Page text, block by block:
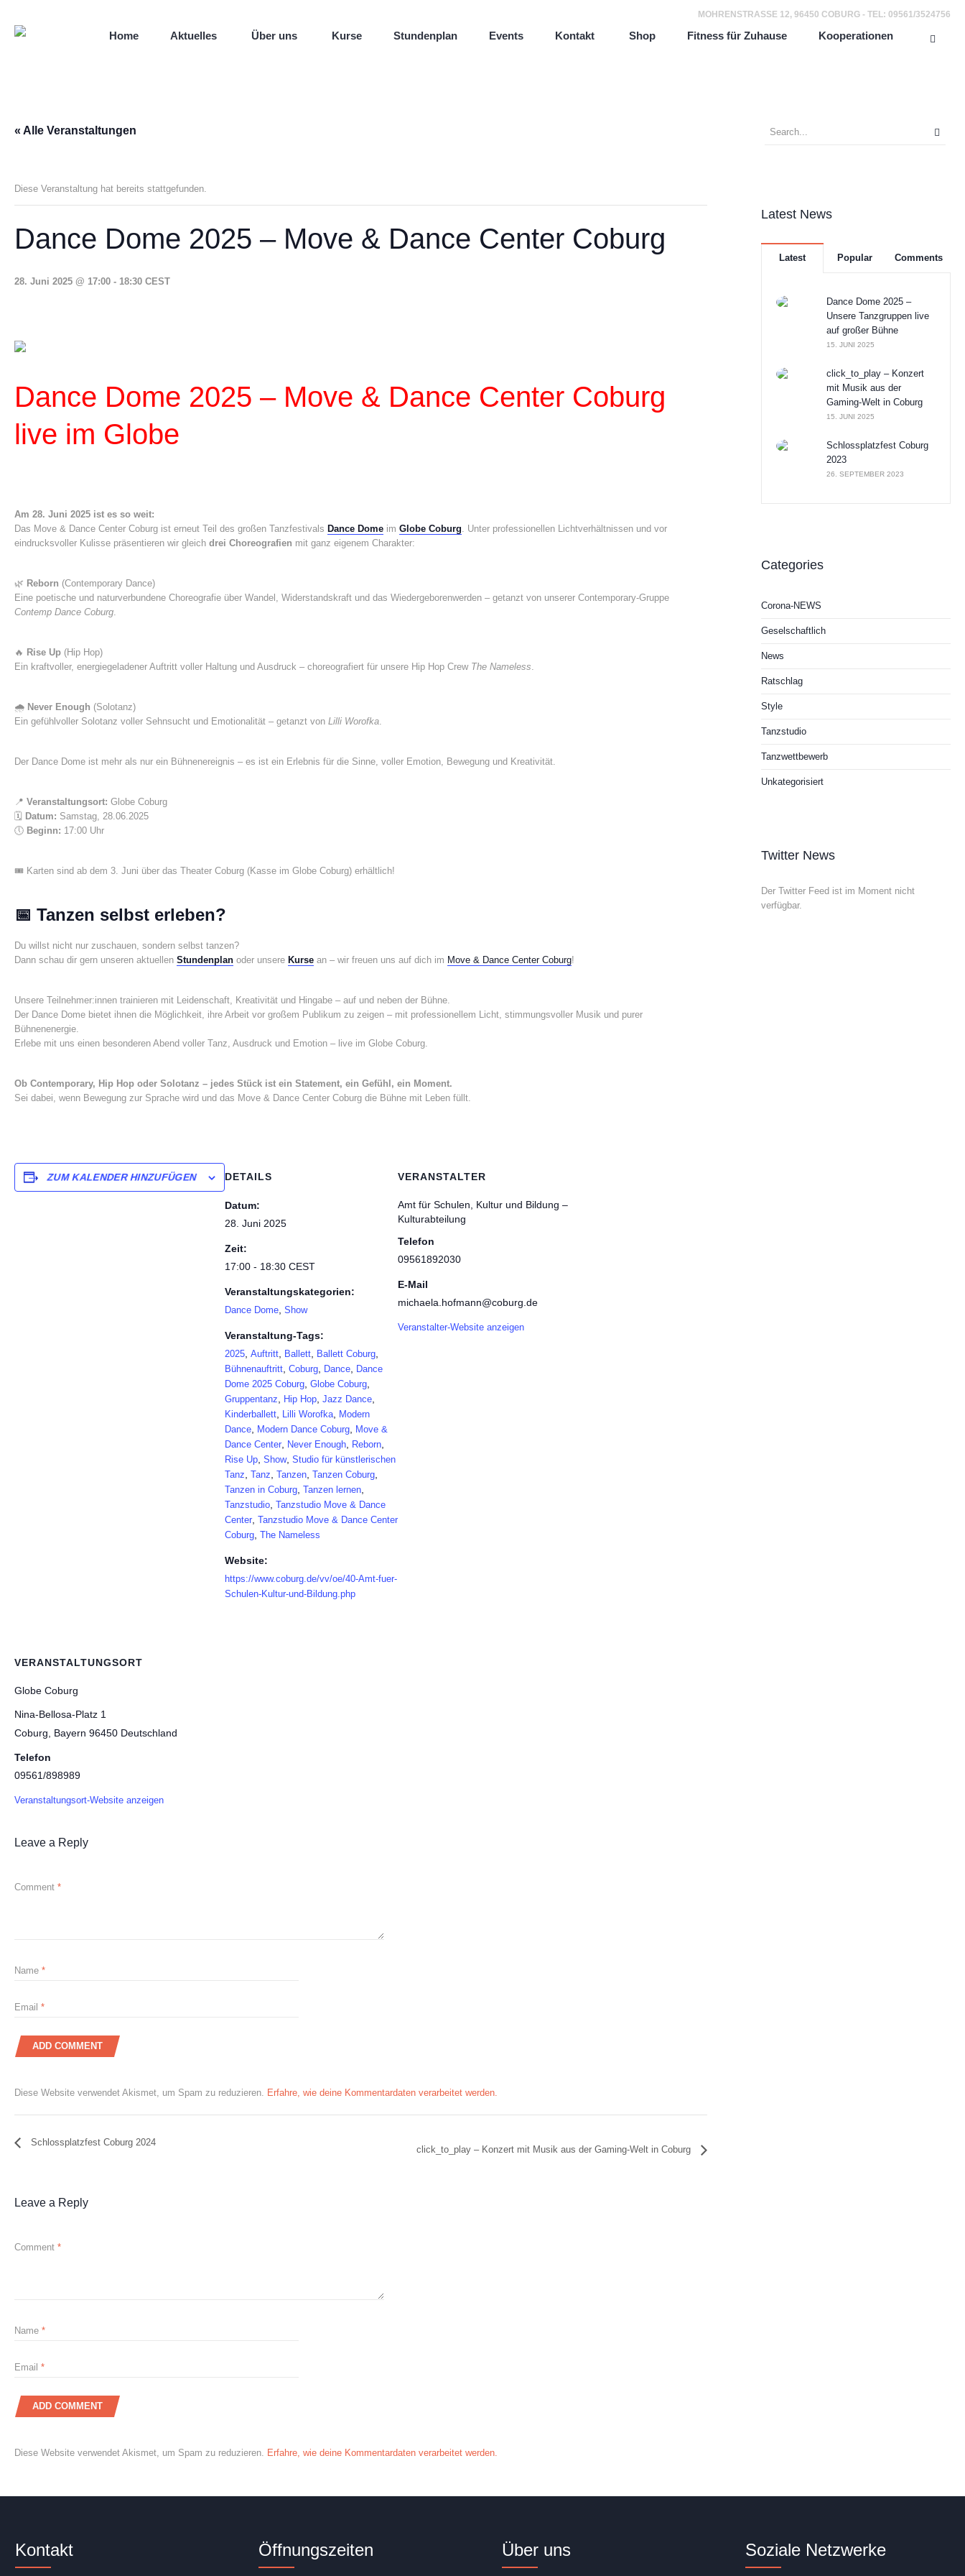
MOHRENSTRASSE 12, 96450 COBURG - TEL: 09561/3524756
Home Aktuelles Über uns Kurse Stundenplan Events Kontakt Shop Fitness für Zuhause Kooperationen
« Alle Veranstaltungen
Diese Veranstaltung hat bereits stattgefunden.
Dance Dome 2025 – Move & Dance Center Coburg
28. Juni 2025 @ 17:00 - 18:30 CEST
Dance Dome 2025 – Move & Dance Center Coburg
live im Globe
Am 28. Juni 2025 ist es so weit:
Das Move & Dance Center Coburg ist erneut Teil des großen Tanzfestivals Dance Dome im Globe Coburg. Unter professionellen Lichtverhältnissen und vor
eindrucksvoller Kulisse präsentieren wir gleich drei Choreografien mit ganz eigenem Charakter:
🌿 Reborn (Contemporary Dance)
Eine poetische und naturverbundene Choreografie über Wandel, Widerstandskraft und das Wiedergeborenwerden – getanzt von unserer Contemporary-Gruppe
Contemp Dance Coburg.
🔥 Rise Up (Hip Hop)
Ein kraftvoller, energiegeladener Auftritt voller Haltung und Ausdruck – choreografiert für unsere Hip Hop Crew The Nameless.
🌧️ Never Enough (Solotanz)
Ein gefühlvoller Solotanz voller Sehnsucht und Emotionalität – getanzt von Lilli Worofka.
Der Dance Dome ist mehr als nur ein Bühnenereignis – es ist ein Erlebnis für die Sinne, voller Emotion, Bewegung und Kreativität.
📍 Veranstaltungsort: Globe Coburg
🗓️ Datum: Samstag, 28.06.2025
🕔 Beginn: 17:00 Uhr
🎟️ Karten sind ab dem 3. Juni über das Theater Coburg (Kasse im Globe Coburg) erhältlich!
📅 Tanzen selbst erleben?
Du willst nicht nur zuschauen, sondern selbst tanzen?
Dann schau dir gern unseren aktuellen Stundenplan oder unsere Kurse an – wir freuen uns auf dich im Move & Dance Center Coburg!
Unsere Teilnehmer:innen trainieren mit Leidenschaft, Kreativität und Hingabe – auf und neben der Bühne.
Der Dance Dome bietet ihnen die Möglichkeit, ihre Arbeit vor großem Publikum zu zeigen – mit professionellem Licht, stimmungsvoller Musik und purer
Bühnenenergie.
Erlebe mit uns einen besonderen Abend voller Tanz, Ausdruck und Emotion – live im Globe Coburg.
Ob Contemporary, Hip Hop oder Solotanz – jedes Stück ist ein Statement, ein Gefühl, ein Moment.
Sei dabei, wenn Bewegung zur Sprache wird und das Move & Dance Center Coburg die Bühne mit Leben füllt.
ZUM KALENDER HINZUFÜGEN DETAILS
Datum:
28. Juni 2025
Zeit:
17:00 - 18:30 CEST
Veranstaltungskategorien:
Dance Dome Show
Veranstaltung-Tags:
2025 Auftritt Ballett Ballett Coburg
Bühnenauftritt Coburg Dance
Dance
Dome 2025 Coburg Globe Coburg
Gruppentanz Hip Hop Jazz Dance
Kinderballett Lilli Worofka
Modern
Dance
Modern Dance Coburg
Move &
Dance Center
Never Enough Reborn
Rise Up Show, Studio für künstlerischen
Tanz Tanz Tanzen Tanzen Coburg
Tanzen in Coburg Tanzen lernen
Tanzstudio Tanzstudio Move & Dance
Center Tanzstudio Move & Dance Center
Coburg The Nameless
Website:
https://www.coburg.de/vv/oe/40-Amt-fuer-
Schulen-Kultur-und-Bildung.php
VERANSTALTER
Amt für Schulen, Kultur und Bildung –
Kulturabteilung
Telefon
09561892030
E-Mail
michaela.hofmann@coburg.de
Veranstalter-Website anzeigen
VERANSTALTUNGSORT
Globe Coburg
Nina-Bellosa-Platz 1
Coburg
Bayern 96450 Deutschland
Telefon
09561/898989
Veranstaltungsort-Website anzeigen
Leave a Reply
Comment *
Name *
Email *
Diese Website verwendet Akismet, um Spam zu reduzieren. Erfahre, wie deine Kommentardaten verarbeitet werden.
Schlossplatzfest Coburg 2024
click_to_play – Konzert mit Musik aus der Gaming-Welt in Coburg
Leave a Reply
Comment *
Name *
Email *
Diese Website verwendet Akismet, um Spam zu reduzieren. Erfahre, wie deine Kommentardaten verarbeitet werden.
Latest News
Latest Popular Comments
Dance Dome 2025 –
Unsere Tanzgruppen live
auf großer Bühne
15. JUNI 2025
click_to_play – Konzert
mit Musik aus der
Gaming-Welt in Coburg
15. JUNI 2025
Schlossplatzfest Coburg
2023
26. SEPTEMBER 2023
Categories
Corona-NEWS
Geselschaftlich
News
Ratschlag
Style
Tanzstudio
Tanzwettbewerb
Unkategorisiert
Twitter News
Der Twitter Feed ist im Moment nicht
verfügbar.
Kontakt Öffnungszeiten Über uns Soziale Netzwerke